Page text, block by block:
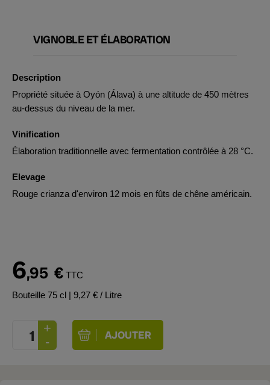
VIGNOBLE ET ÉLABORATION
Description
Propriété située à Oyón (Álava) à une altitude de 450 mètres
au-dessus du niveau de la mer.
Vinification
Élaboration traditionnelle avec fermentation contrôlée à 28 °C.
Elevage
Rouge crianza d'environ 12 mois en fûts de chêne américain.
6,95 € TTC
Bouteille 75 cl | 9,27 € / Litre